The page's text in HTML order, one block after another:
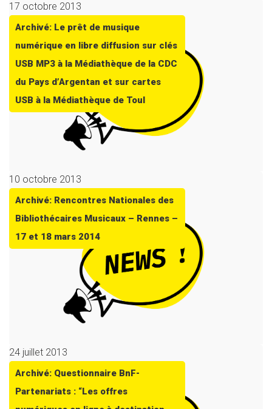
17 octobre 2013
Archivé: Le prêt de musique
numérique en libre diffusion sur clés
USB MP3 à la Médiathèque de la CDC
du Pays d’Argentan et sur cartes
USB à la Médiathèque de Toul
10 octobre 2013
Archivé: Rencontres Nationales des
Bibliothécaires Musicaux – Rennes –
17 et 18 mars 2014
24 juillet 2013
Archivé: Questionnaire BnF-
Partenariats : “Les offres